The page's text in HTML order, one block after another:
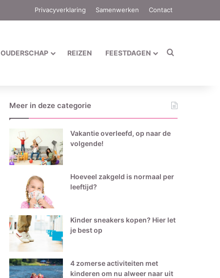
Privacyverklaring Samenwerken Contact
OUDERSCHAP REIZEN FEESTDAGEN Zoek naar
Meer in deze categorie
Vakantie overleefd, op naar de
volgende!
Hoeveel zakgeld is normaal per
leeftijd?
Kinder sneakers kopen? Hier let
je best op
4 zomerse activiteiten met
kinderen om nu alweer naar uit